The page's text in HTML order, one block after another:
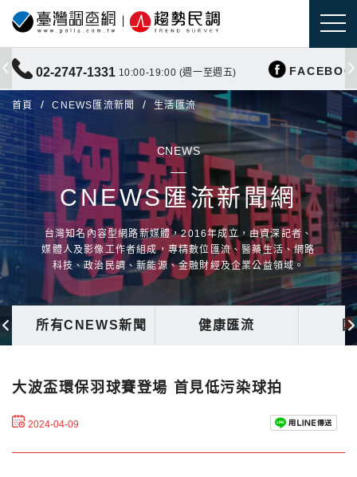
02-2747-1331 10:00-19:00 (週一至週五)
首頁 CNEWS匯流新聞 生活匯流
CNEWS
CNEWS匯流新聞網
台灣知名內容型網路新媒體，2016年成立，由資深記者、
媒體人及影像工作者組成，專精數位匯流、醫藥生活、網路
科技、政治民調、新能源、金融財經及企業公益領域。
所有CNEWS新聞 健康匯流
大波盃環保羽球賽登場 首見低污染球拍
2024-04-09